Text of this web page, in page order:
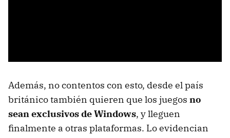
Además, no contentos con esto, desde el país
británico también quieren que los juegos no
sean exclusivos de Windows, y lleguen
finalmente a otras plataformas. Lo evidencian